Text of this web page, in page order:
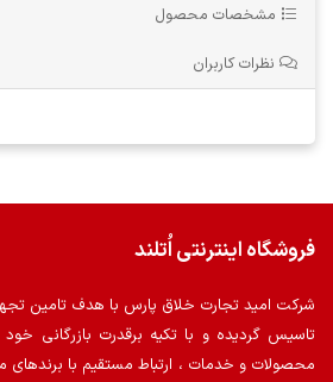
مشخصات محصول
نظرات کاربران
فروشگاه اینترنتی اُتلند
شرکت امید تجارت خلاق پارس با هدف تامین
تاسیس گردیده و با تکیه برقدرت بازرگانی
محصولات و خدمات ، ارتباط مستقیم با برندهای